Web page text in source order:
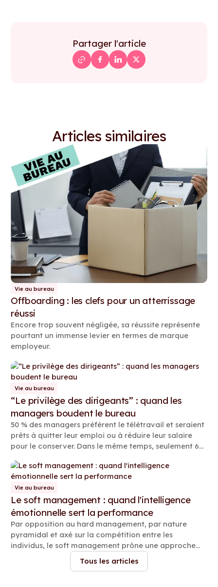
Partager l'article
Articles similaires
Vie au bureau
Offboarding : les clefs pour un atterrissage
réussi
Encore trop souvent négligée, sa réussite représente
pourtant un immense levier en termes de marque
employeur.
Vie au bureau
“Le privilège des dirigeants” : quand les
managers boudent le bureau
50 % des managers préfèrent le télétravail et seraient
prêts à quitter leur emploi ou à réduire leur salaire
pour le conserver. Dans le même temps, seulement 6
désertion des managers n’est pas sans conséquences
pour les équipes. Mais pour y remédier, encore faut-il
en comprendre les causes.
Vie au bureau
Le soft management : quand l'intelligence
émotionnelle sert la performance
Par opposition au hard management, par nature
pyramidal et axé sur la compétition entre les
individus, le soft management prône une approche
bienveillante et collaborative… sans pour autant
verser dans le consensus mou. Explications.
Tous les articles